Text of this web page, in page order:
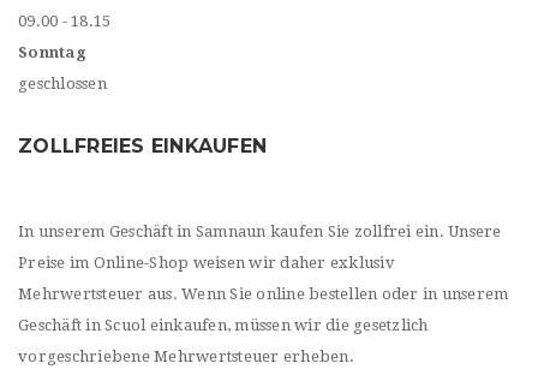
09.00 - 18.15
Sonntag
geschlossen
ZOLLFREIES EINKAUFEN
In unserem Geschäft in Samnaun kaufen Sie zollfrei ein. Unsere
Preise im Online-Shop weisen wir daher exklusiv
Mehrwertsteuer aus. Wenn Sie online bestellen oder in unserem
Geschäft in Scuol einkaufen, müssen wir die gesetzlich
vorgeschriebene Mehrwertsteuer erheben.